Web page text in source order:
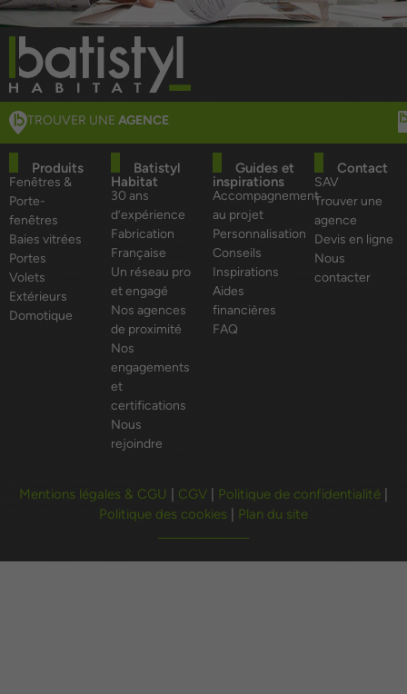
TROUVER UNE AGENCE
Produits
Fenêtres &
Porte-
fenêtres
Baies vitrées
Portes
Volets
Extérieurs
Domotique
Batistyl
Habitat
30 ans
d’expérience
Fabrication
Française
Un réseau pro
et engagé
Nos agences
de proximité
Nos
engagements
et
certifications
Nous
rejoindre
Guides et
inspirations
Accompagnement
au projet
Personnalisation
Conseils
Inspirations
Aides
financières
FAQ
Contact
SAV
Trouver une
agence
Devis en ligne
Nous
contacter
Mentions légales & CGU CGV Politique de confidentialité
Politique des cookies
Plan du site